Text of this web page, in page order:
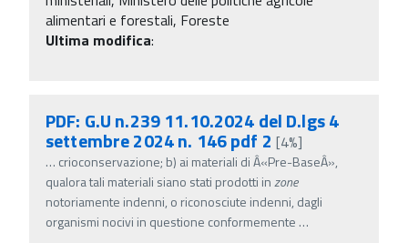
alimentari e forestali, Foreste
Ultima modifica:
PDF: G.U n.239 11.10.2024 del D.lgs 4
settembre 2024 n. 146 pdf 2 [4%]
… crioconservazione; b) ai materiali di Â«Pre-BaseÂ»,
qualora tali materiali siano stati prodotti inzone
notoriamente indenni, o riconosciute indenni, dagli
organismi nocivi in questione conformemente …